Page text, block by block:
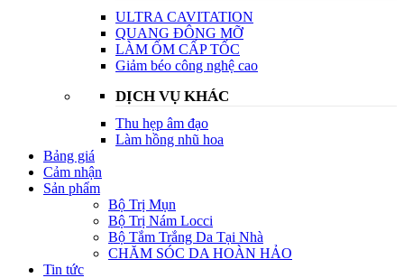
ULTRA CAVITATION
QUANG ĐÔNG MỠ
LÀM ỐM CẤP TỐC
Giảm béo công nghệ cao
DỊCH VỤ KHÁC
Thu hẹp âm đạo
Làm hồng nhũ hoa
Bảng giá
Cảm nhận
Sản phẩm
Bộ Trị Mụn
Bộ Trị Nám Locci
Bộ Tắm Trắng Da Tại Nhà
CHĂM SÓC DA HOÀN HẢO
Tin tức